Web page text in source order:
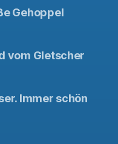
Gehoppel
vom Gletscher
Immer schön